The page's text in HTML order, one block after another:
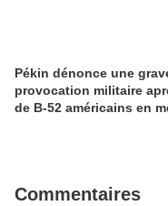
Pékin dénonce une
provocation militaire
de B-52 américains en
Commentaires